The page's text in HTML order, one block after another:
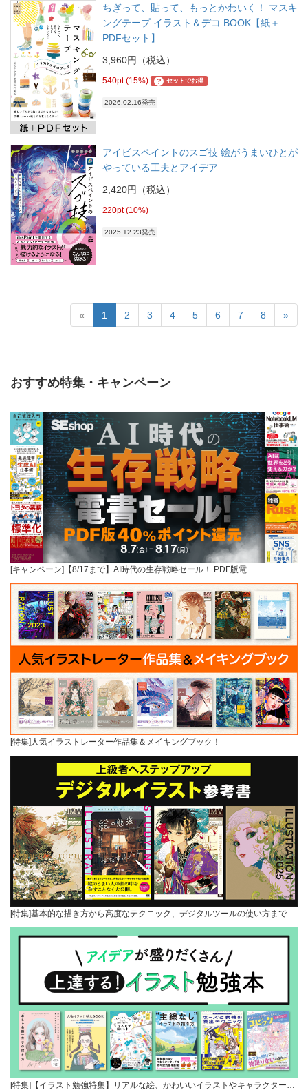
ちぎって、貼って、もっとかわいく！ マスキ
ングテープ イラスト＆デコ BOOK【紙＋
PDFセット】
3,960円（税込）
540pt (15%) ? セットでお得
2026.02.16発売
アイビスペイントのスゴ技 絵がうまいひとが
やっている工夫とアイデア
2,420円（税込）
220pt (10%)
2025.12.23発売
« 1 2 3 4 5 6 7 8 »
おすすめ特集・キャンペーン
[キャンペーン]【8/17まで】AI時代の生存戦略セール！ PDF版電…
[特集]人気イラストレーター作品集＆メイキングブック！
[特集]基本的な描き方から高度なテクニック、デジタルツールの使い方まで…
[特集]【イラスト勉強特集】リアルな絵、かわいいイラストやキャラクター…